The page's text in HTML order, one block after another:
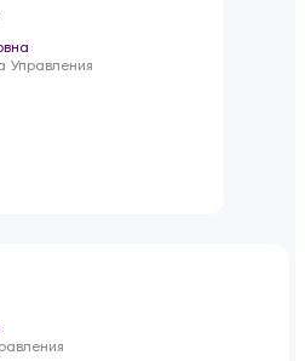
Управления